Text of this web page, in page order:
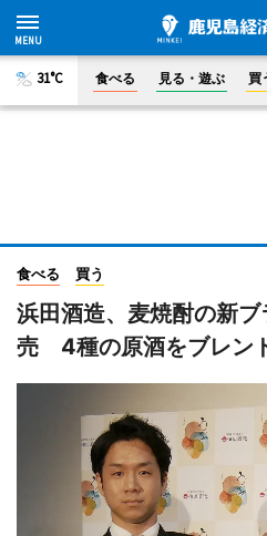
31°C 食べる 見る・遊ぶ 買
食べる 買う
浜田酒造、麦焼酎の新
売 4種の原酒をブレン